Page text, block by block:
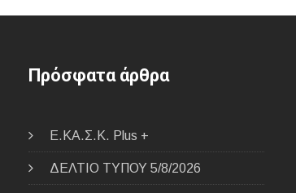
Πρόσφατα άρθρα
E.ΚΑ.Σ.Κ. Plus +
ΔΕΛΤΙΟ ΤΥΠΟΥ 5/8/2026